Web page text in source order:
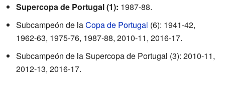
Supercopa de Portugal (1): 1987-88.
Subcampeón de laCopa de Portugal (6): 1941-42,
1962-63, 1975-76, 1987-88, 2010-11, 2016-17.
Subcampeón de la Supercopa de Portugal (3): 2010-11,
2012-13, 2016-17.